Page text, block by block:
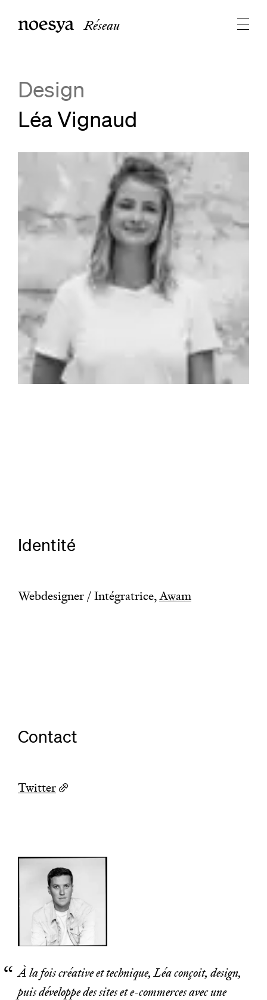
Réseau
Design
Léa Vignaud
Identité
Webdesigner / Intégratrice,Awam
Contact
Twitter
À la fois créative et technique, Léa conçoit, design,
puis développe des sites et e-commerces avec une